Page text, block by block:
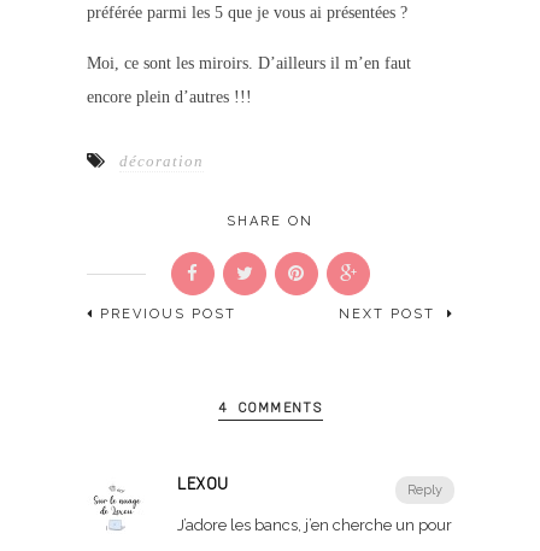
préférée parmi les 5 que je vous ai présentées ?
Moi, ce sont les miroirs. D’ailleurs il m’en faut
encore plein d’autres !!!
décoration
SHARE ON
PREVIOUS POST NEXT POST
4 COMMENTS
Reply
LEXOU
J’adore les bancs, j’en cherche un pour